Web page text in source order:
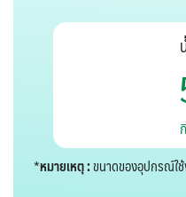
*หมายเหตุ :ขนาดของอุปกรณ์ใ